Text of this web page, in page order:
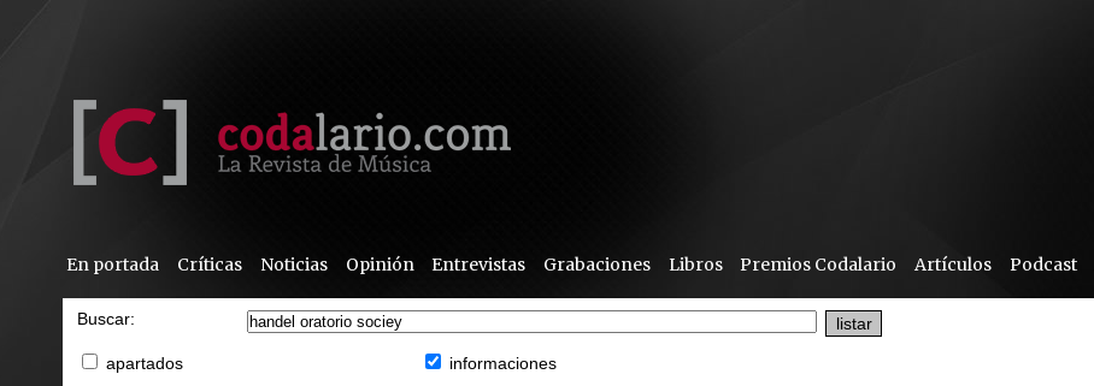
En portada Críticas Noticias Opinión Entrevistas Grabaciones Libros Premios Codalario Artículos Podcast
Buscar:
apartados informaciones